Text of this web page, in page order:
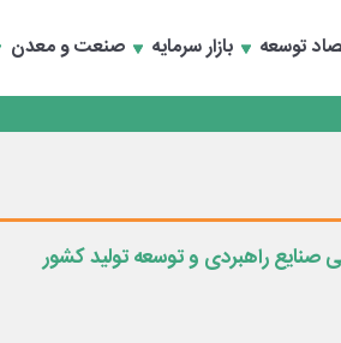
توسعه بازار سرمایه صنعت و معدن
راهبردی و توسعه تولید کشور